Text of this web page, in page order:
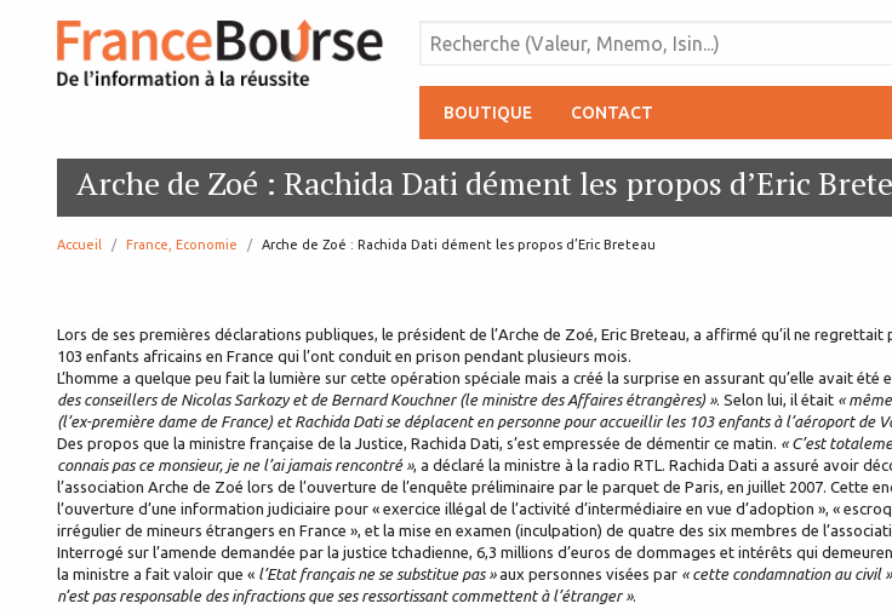
BOUTIQUE CONTACT
Arche de Zoé : Rachida Dati dément les propos d’Eric
Accueil France, Economie page:
Arche de Zoé : Rachida Dati dément les propos d’Eric Breteau
Lors de ses premières déclarations publiques, le président de l’Arche de Zoé, Eric Breteau, a affirmé qu’il ne
103 enfants africains en France qui l’ont conduit en prison pendant plusieurs mois.
L’homme a quelque peu fait la lumière sur cette opération spéciale mais a créé la surprise en assurant qu’elle avait été
des conseillers de Nicolas Sarkozy et de Bernard Kouchner (le ministre des Affaires étrangères) ». Selon lui, il était «
(l’ex-première dame de France) et Rachida Dati se déplacent en personne pour accueillir les 103 enfants à l’aéroport de
Des propos que la ministre française de la Justice, Rachida Dati, s’est empressée de démentir ce matin. « C’est
connais pas ce monsieur, je ne l’ai jamais rencontré », a déclaré la ministre à la radio RTL. Rachida Dati a assuré avoir
l’association Arche de Zoé lors de l’ouverture de l’enquête préliminaire par le parquet de Paris, en juillet 2007. Cette
l’ouverture d’une information judiciaire pour « exercice illégal de l’activité d’intermédiaire en vue d’adoption », «
irrégulier de mineurs étrangers en France », et la mise en examen (inculpation) de quatre des six membres de
Interrogé sur l’amende demandée par la justice tchadienne, 6,3 millions d’euros de dommages et intérêts qui
la ministre a fait valoir que « l’Etat français ne se substitue pas »aux personnes visées par « cette condamnation au civil »
n’est pas responsable des infractions que ses ressortissant commettent à l’étranger ».